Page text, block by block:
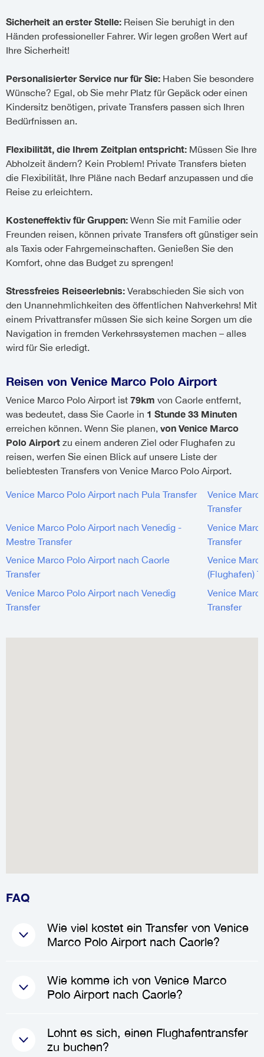
Sicherheit an erster Stelle: Reisen Sie beruhigt in den
Händen professioneller Fahrer. Wir legen großen Wert auf
Ihre Sicherheit!
Personalisierter Service nur für Sie: Haben Sie besondere
Wünsche? Egal, ob Sie mehr Platz für Gepäck oder einen
Kindersitz benötigen, private Transfers passen sich Ihren
Bedürfnissen an.
Flexibilität, die Ihrem Zeitplan entspricht: Müssen Sie Ihre
Abholzeit ändern? Kein Problem! Private Transfers bieten
die Flexibilität, Ihre Pläne nach Bedarf anzupassen und die
Reise zu erleichtern.
Kosteneffektiv für Gruppen: Wenn Sie mit Familie oder
Freunden reisen, können private Transfers oft günstiger sein
als Taxis oder Fahrgemeinschaften. Genießen Sie den
Komfort, ohne das Budget zu sprengen!
Stressfreies Reiseerlebnis: Verabschieden Sie sich von
den Unannehmlichkeiten des öffentlichen Nahverkehrs! Mit
einem Privattransfer müssen Sie sich keine Sorgen um die
Navigation in fremden Verkehrssystemen machen – alles
wird für Sie erledigt.
Reisen von Venice Marco Polo Airport
Venice Marco Polo Airport ist 79km von Caorle entfernt,
was bedeutet, dass Sie Caorle in 1 Stunde 33 Minuten
erreichen können. Wenn Sie planen, von Venice Marco
Polo Airport zu einem anderen Ziel oder Flughafen zu
reisen, werfen Sie einen Blick auf unsere Liste der
beliebtesten Transfers von Venice Marco Polo Airport.
Venice Marco Polo Airport nach Pula Transfer
Venice
Transfer
Venice Marco Polo Airport nach Venedig -
Mestre Transfer
Venice
Transfer
Venice Marco Polo Airport nach Caorle
Transfer
Venice
(Flughafen)
Venice Marco Polo Airport nach Venedig
Transfer
Venice
Transfer
FAQ
Wie viel kostet ein Transfer von Venice
Marco Polo Airport nach Caorle?
Die Kosten für einen Transfer
von Venice Marco Polo Airport
abhängig von der Fahrzeugart
und der Anzahl der Passagiere.
Wie komme ich von Venice Marco
Polo Airport nach Caorle?
Um von
Venice Marco Polo
AirportnachCaorle
Lohnt es sich, einen Flughafentransfer
zu buchen?